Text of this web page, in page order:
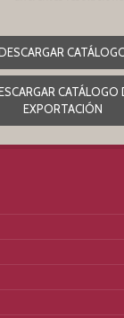
CATÁLOGO
EXPORTACIÓN